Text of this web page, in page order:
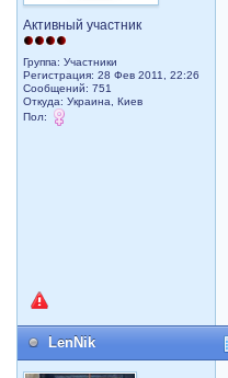
Активный участник
Группа: Участники
Регистрация: 28 Фев 2011, 22:26
Сообщений: 751
Откуда: Украина, Киев
Пол:
LenNik